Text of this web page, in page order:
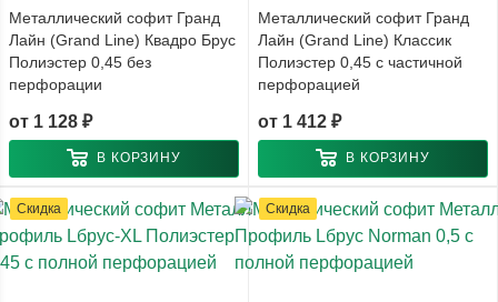
Металлический софит Гранд
Лайн (Grand Line) Квадро Брус
Полиэстер 0,45 без
перфорации
от 1 128 ₽
В КОРЗИНУ
Металлический софит Гранд
Лайн (Grand Line) Классик
Полиэстер 0,45 с частичной
перфорацией
от 1 412 ₽
В КОРЗИНУ
Скидка Скидка